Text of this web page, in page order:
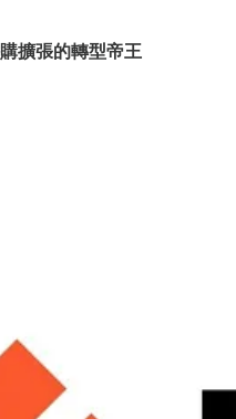
擴張的轉型帝王